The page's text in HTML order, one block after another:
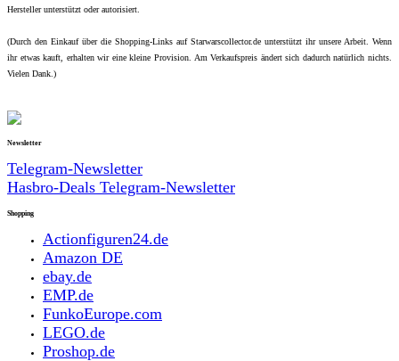
Hersteller unterstützt oder autorisiert.
(Durch den Einkauf über die Shopping-Links auf Starwarscollector.de unterstützt ihr unsere Arbeit. Wenn
ihr etwas kauft, erhalten wir eine kleine Provision. Am Verkaufspreis ändert sich dadurch natürlich nichts.
Vielen Dank.)
Newsletter
Telegram-Newsletter
Hasbro-Deals Telegram-Newsletter
Shopping
Actionfiguren24.de
Amazon DE
ebay.de
EMP.de
FunkoEurope.com
LEGO.de
Proshop.de